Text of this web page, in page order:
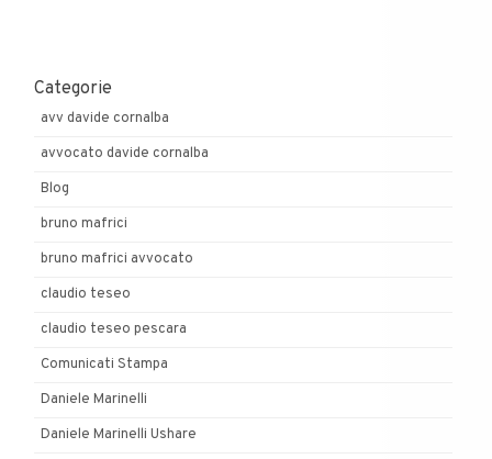
Categorie
avv davide cornalba
avvocato davide cornalba
Blog
bruno mafrici
bruno mafrici avvocato
claudio teseo
claudio teseo pescara
Comunicati Stampa
Daniele Marinelli
Daniele Marinelli Ushare